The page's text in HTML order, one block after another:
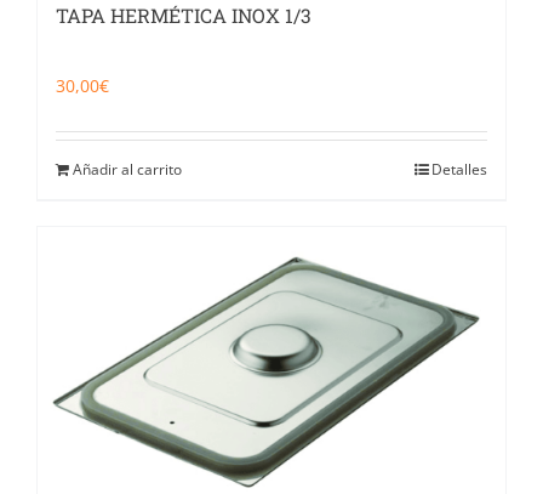
TAPA HERMÉTICA INOX 1/3
30,00€
Añadir al carrito Detalles